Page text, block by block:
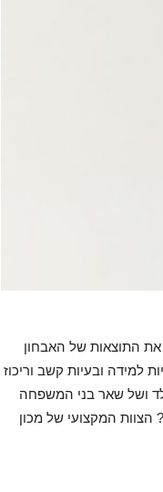
התוצאות של האבחון
למידה ובעיות קשב וריכוז
ושל שאר בני המשפחה
המקצועי של מכון